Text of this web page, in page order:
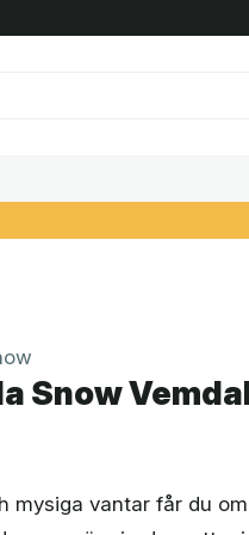
Snow
mysiga vantar får du